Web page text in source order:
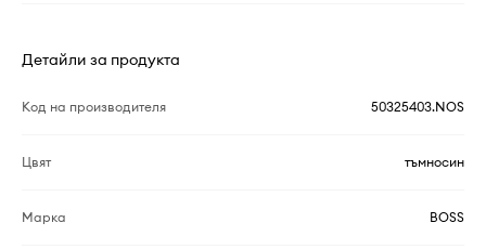
Детайли за продукта
Код на производителя 50325403.NOS
Цвят тъмносин
Марка BOSS